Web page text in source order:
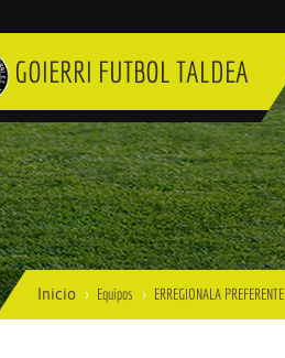
GOIERRI FUTBOL TALDEA
Inicio Equipos ERREGIONALA PREFERENTE